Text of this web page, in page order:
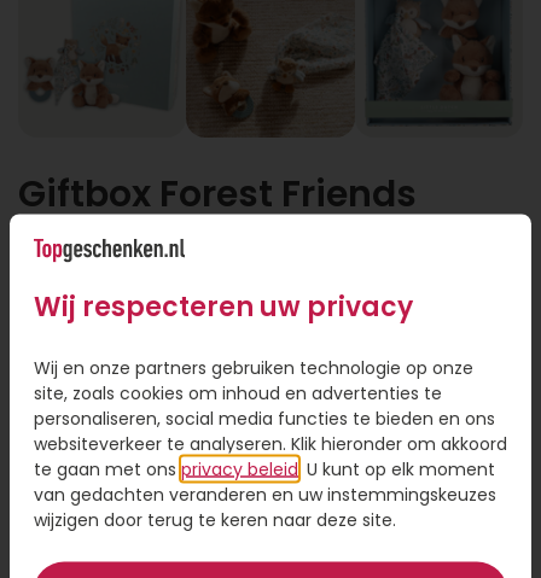
Giftbox Forest Friends
Giftbox Forest Friends
Kaartje toevoegen
Voeg een kaart toe met jouw persoonlijke tekst
1,95
Wij respecteren uw privacy
Wij en onze partners gebruiken technologie op onze
site, zoals cookies om inhoud en advertenties te
personaliseren, social media functies te bieden en ons
websiteverkeer te analyseren. Klik hieronder om akkoord
te gaan met ons privacy beleid . U kunt op elk moment
van gedachten veranderen en uw instemmingskeuzes
wijzigen door terug te keren naar deze site.